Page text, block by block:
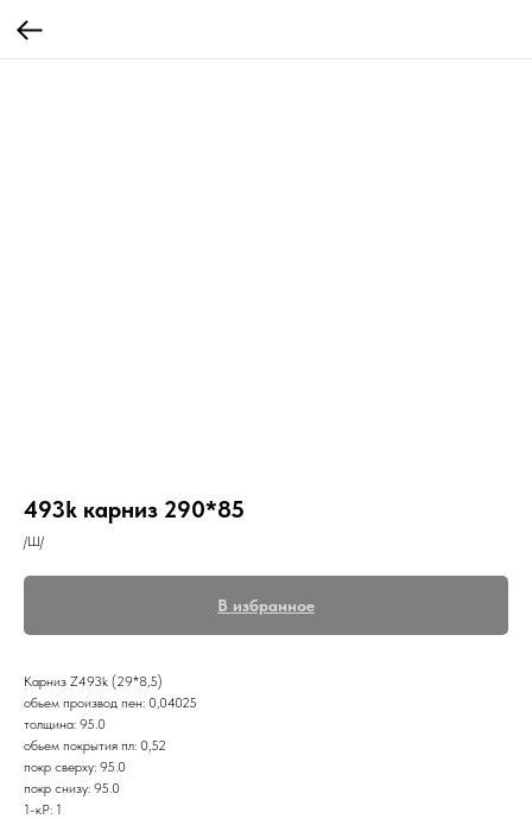
493k карниз 290*85
/Ш/
В избранное
Карниз Z493k (29*8,5)
обьем производ пен: 0,04025
толщина: 95.0
обьем покрытия пл: 0,52
покр сверху: 95.0
покр снизу: 95.0
1-кР: 1